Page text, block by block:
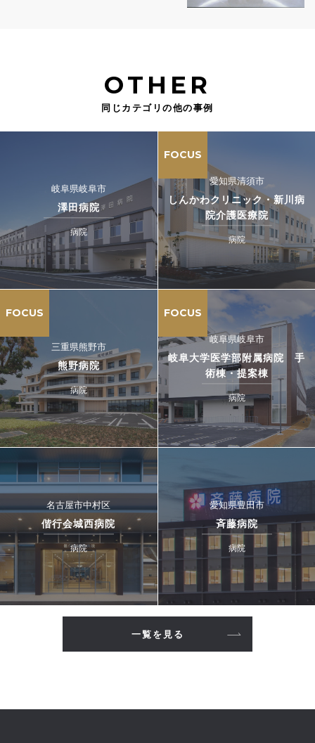
OTHER
同じカテゴリの他の事例
岐阜県岐阜市
澤田病院
病院
FOCUS
愛知県清須市
しんかわクリニック・新川病
院介護医療院
病院
FOCUS
三重県熊野市
熊野病院
病院
FOCUS
岐阜県岐阜市
岐阜大学医学部附属病院 手
術棟・提案棟
病院
名古屋市中村区
偕行会城西病院
病院
愛知県豊田市
斉藤病院
病院
一覧を見る